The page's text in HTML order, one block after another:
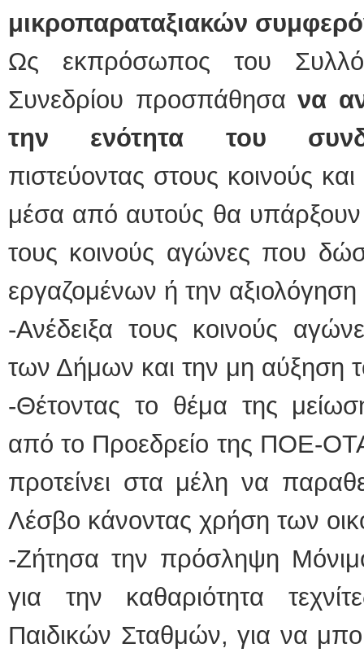
μικροπαραταξιακών
Ως εκπρόσωπος του
Συνεδρίου προσπάθησα να
την ενότητα του
πιστεύοντας στους κοινούς
μέσα από αυτούς θα υπάρξουν
τους κοινούς αγώνες που
εργαζομένων ή την
-Ανέδειξα τους κοινούς
των Δήμων και την μη αύξηση
-Θέτοντας το θέμα της
από το Προεδρείο της ΠΟΕ-
προτείνει στα μέλη να
Λέσβο κάνοντας χρήση των
-Ζήτησα την πρόσληψη
για την καθαριότητα
Παιδικών Σταθμών, για να